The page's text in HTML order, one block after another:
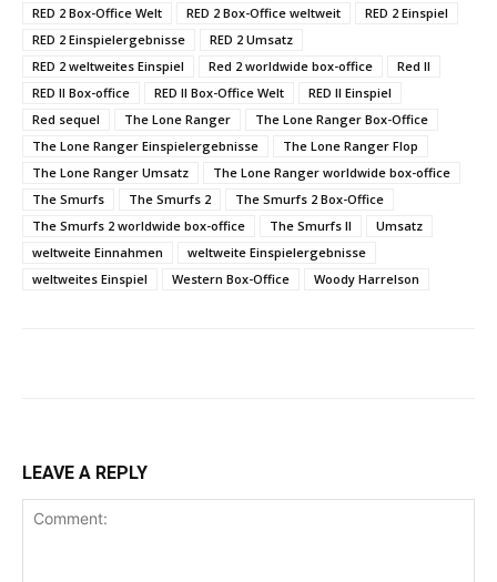
RED 2 Box-Office Welt
RED 2 Box-Office weltweit
RED 2 Einspiel
RED 2 Einspielergebnisse
RED 2 Umsatz
RED 2 weltweites Einspiel
Red 2 worldwide box-office
Red II
RED II Box-office
RED II Box-Office Welt
RED II Einspiel
Red sequel
The Lone Ranger
The Lone Ranger Box-Office
The Lone Ranger Einspielergebnisse
The Lone Ranger Flop
The Lone Ranger Umsatz
The Lone Ranger worldwide box-office
The Smurfs
The Smurfs 2
The Smurfs 2 Box-Office
The Smurfs 2 worldwide box-office
The Smurfs II
Umsatz
weltweite Einnahmen
weltweite Einspielergebnisse
weltweites Einspiel
Western Box-Office Woody Harrelson
LEAVE A REPLY